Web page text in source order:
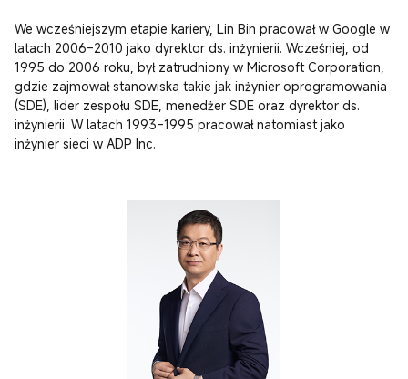
We wcześniejszym etapie kariery, Lin Bin pracował w Google w
latach 2006–2010 jako dyrektor ds. inżynierii. Wcześniej, od
1995 do 2006 roku, był zatrudniony w Microsoft Corporation,
gdzie zajmował stanowiska takie jak inżynier oprogramowania
(SDE), lider zespołu SDE, menedżer SDE oraz dyrektor ds.
inżynierii. W latach 1993–1995 pracował natomiast jako
inżynier sieci w ADP Inc.